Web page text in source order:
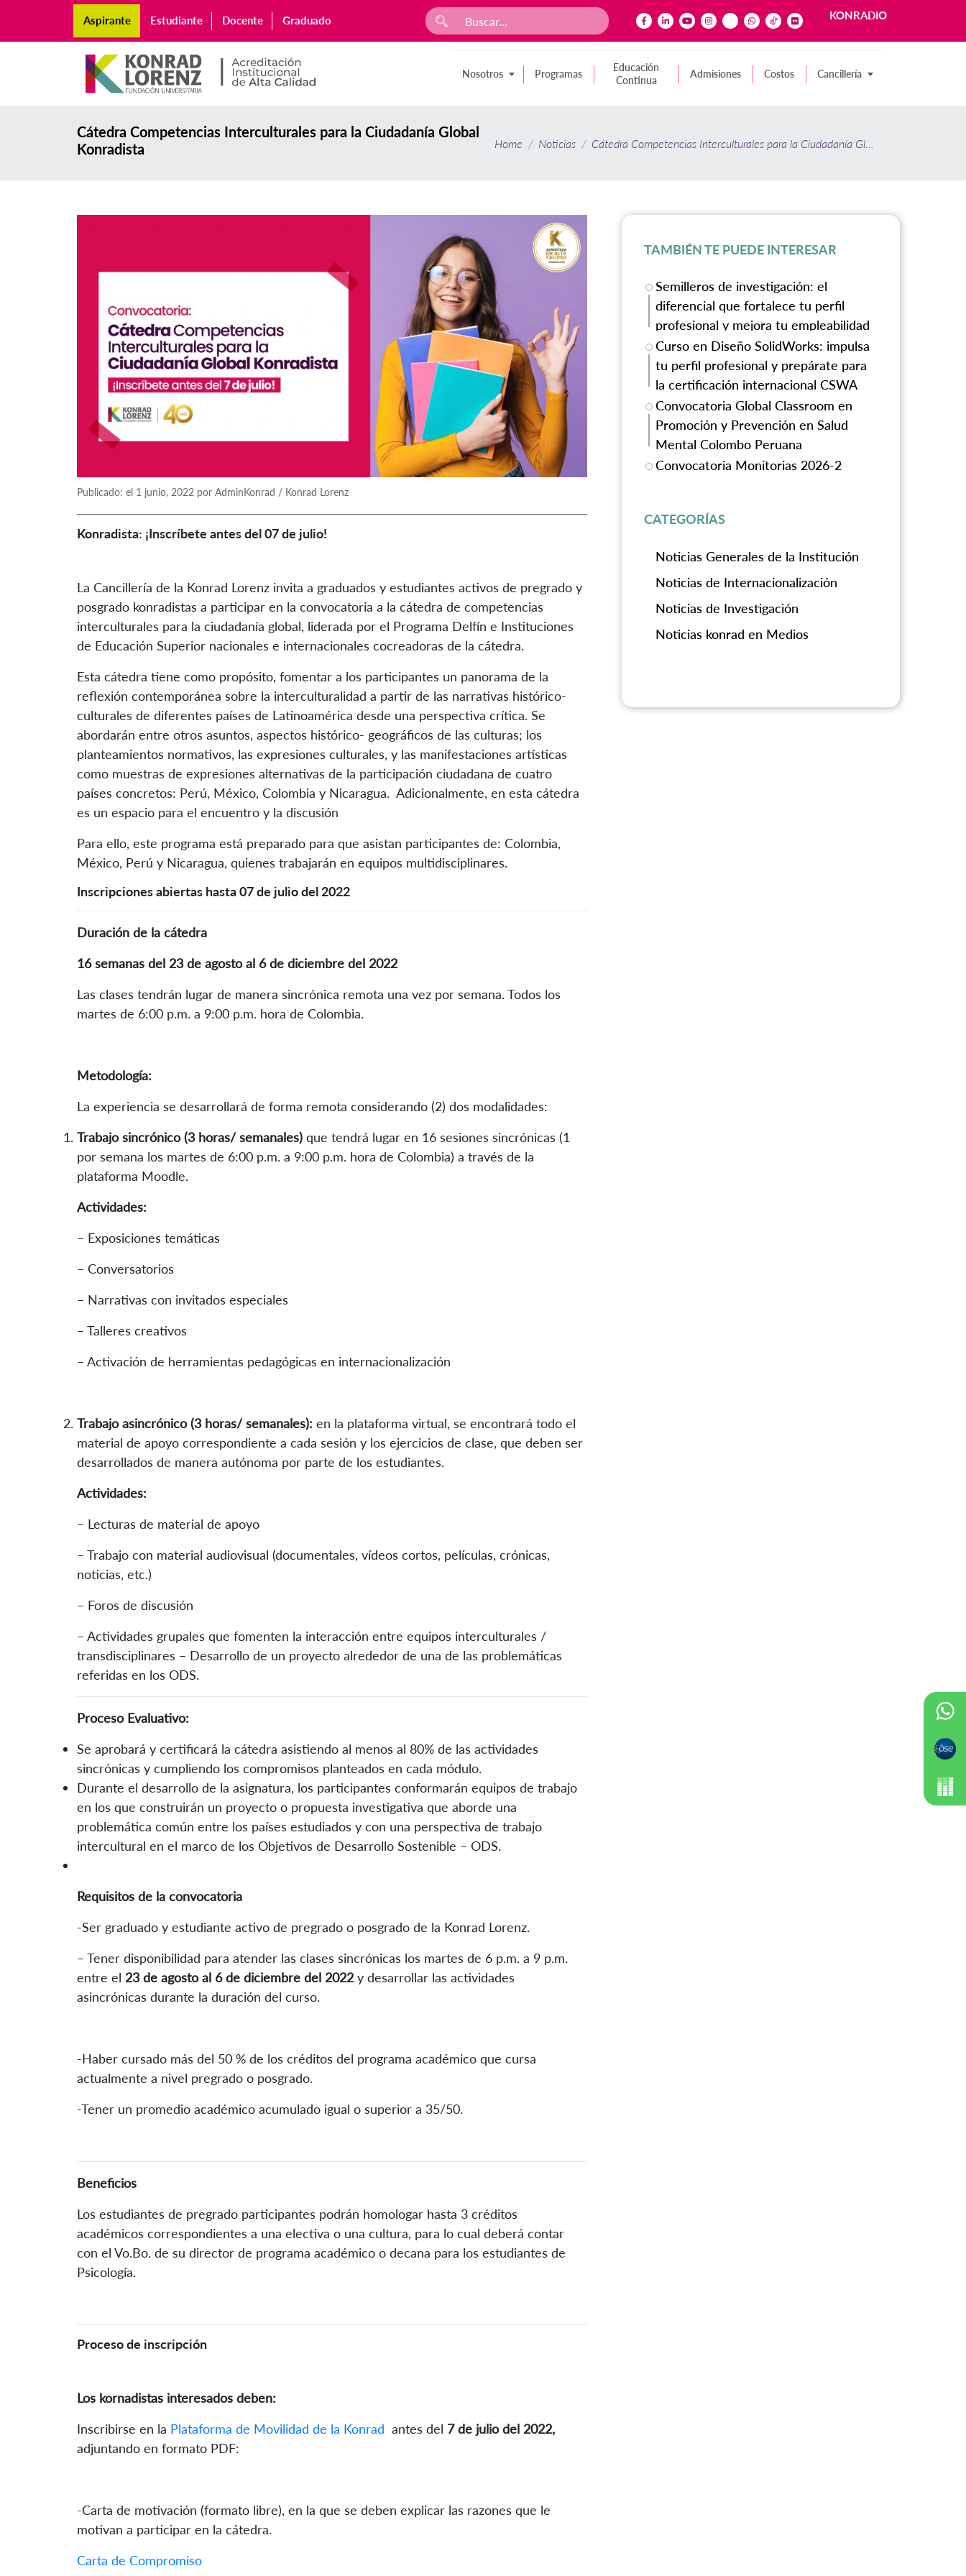
Aspirante Estudiante Docente Graduado KONRADIO
Nosotros Programas
Educación
Continua
Admisiones Costos Cancillería
Cátedra Competencias Interculturales para la Ciudadanía Global
Konradista
Home Noticias Cátedra Competencias Interculturales para la Ciudadanía Global Konradista
Publicado: el 1 junio, 2022 por AdminKonrad / Konrad Lorenz
Konradista: ¡Inscríbete antes del 07 de julio!
La Cancillería de la Konrad Lorenz invita a graduados y estudiantes activos de pregrado y
posgrado konradistas a participar en la convocatoria a la cátedra de competencias
interculturales para la ciudadanía global, liderada por el Programa Delfín e Instituciones
de Educación Superior nacionales e internacionales cocreadoras de la cátedra.
Esta cátedra tiene como propósito, fomentar a los participantes un panorama de la
reflexión contemporánea sobre la interculturalidad a partir de las narrativas histórico-
culturales de diferentes países de Latinoamérica desde una perspectiva crítica. Se
abordarán entre otros asuntos, aspectos histórico- geográficos de las culturas; los
planteamientos normativos, las expresiones culturales, y las manifestaciones artísticas
como muestras de expresiones alternativas de la participación ciudadana de cuatro
países concretos: Perú, México, Colombia y Nicaragua. Adicionalmente, en esta cátedra
es un espacio para el encuentro y la discusión
Para ello, este programa está preparado para que asistan participantes de: Colombia,
México, Perú y Nicaragua, quienes trabajarán en equipos multidisciplinares.
Inscripciones abiertas hasta 07 de julio del 2022
Duración de la cátedra
16 semanas del 23 de agosto al 6 de diciembre del 2022
Las clases tendrán lugar de manera sincrónica remota una vez por semana. Todos los
martes de 6:00 p.m. a 9:00 p.m. hora de Colombia.
Metodología:
La experiencia se desarrollará de forma remota considerando (2) dos modalidades:
Trabajo sincrónico (3 horas/ semanales) que tendrá lugar en 16 sesiones sincrónicas (1
por semana los martes de 6:00 p.m. a 9:00 p.m. hora de Colombia) a través de la
plataforma Moodle.
Actividades:
– Exposiciones temáticas
– Conversatorios
– Narrativas con invitados especiales
– Talleres creativos
– Activación de herramientas pedagógicas en internacionalización
Trabajo asincrónico (3 horas/ semanales): en la plataforma virtual, se encontrará todo el
material de apoyo correspondiente a cada sesión y los ejercicios de clase, que deben ser
desarrollados de manera autónoma por parte de los estudiantes.
Actividades:
– Lecturas de material de apoyo
– Trabajo con material audiovisual (documentales, vídeos cortos, películas, crónicas,
noticias, etc.)
– Foros de discusión
– Actividades grupales que fomenten la interacción entre equipos interculturales /
transdisciplinares – Desarrollo de un proyecto alrededor de una de las problemáticas
referidas en los ODS.
Proceso Evaluativo:
Se aprobará y certificará la cátedra asistiendo al menos al 80% de las actividades
sincrónicas y cumpliendo los compromisos planteados en cada módulo.
Durante el desarrollo de la asignatura, los participantes conformarán equipos de trabajo
en los que construirán un proyecto o propuesta investigativa que aborde una
problemática común entre los países estudiados y con una perspectiva de trabajo
intercultural en el marco de los Objetivos de Desarrollo Sostenible – ODS.
Requisitos de la convocatoria
-Ser graduado y estudiante activo de pregrado o posgrado de la Konrad Lorenz.
– Tener disponibilidad para atender las clases sincrónicas los martes de 6 p.m. a 9 p.m.
entre el 23 de agosto al 6 de diciembre del 2022 y desarrollar las actividades
asincrónicas durante la duración del curso.
-Haber cursado más del 50 % de los créditos del programa académico que cursa
actualmente a nivel pregrado o posgrado.
-Tener un promedio académico acumulado igual o superior a 35/50.
Beneficios
Los estudiantes de pregrado participantes podrán homologar hasta 3 créditos
académicos correspondientes a una electiva o una cultura, para lo cual deberá contar
con el Vo.Bo. de su director de programa académico o decana para los estudiantes de
Psicología.
Proceso de inscripción
Los kornadistas interesados deben:
Inscribirse en la Plataforma de Movilidad de la Konrad antes del 7 de julio del 2022,
adjuntando en formato PDF:
-Carta de motivación (formato libre), en la que se deben explicar las razones que le
motivan a participar en la cátedra.
Carta de Compromiso
TAMBIÉN TE PUEDE INTERESAR
Semilleros de investigación: el
diferencial que fortalece tu perfil
profesional y mejora tu empleabilidad
Curso en Diseño SolidWorks: impulsa
tu perfil profesional y prepárate para
la certificación internacional CSWA
Convocatoria Global Classroom en
Promoción y Prevención en Salud
Mental Colombo Peruana
Convocatoria Monitorias 2026-2
CATEGORÍAS
Noticias Generales de la Institución
Noticias de Internacionalización
Noticias de Investigación
Noticias konrad en Medios